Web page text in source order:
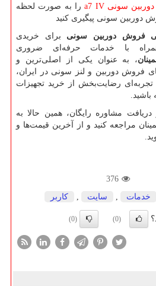
سونیa7 IVرا به صورت لحظه
دوربین سونی پیگیری کنید
فروش دوربین سونی برای خریدی
با خدمات حرفه‌ای ضروری
، به عنوان یکی از اصلی‌ترین و
فروش دوربین و لنز سونی در ایران،
رضایت‌بخش از خرید تجهیزات
باشید.
مشاوره رایگان، همین حالا به
مراجعه کنید و از آخرین قیمت‌ها و
376
خدمات , سایت , كاربر
(0)
(0)